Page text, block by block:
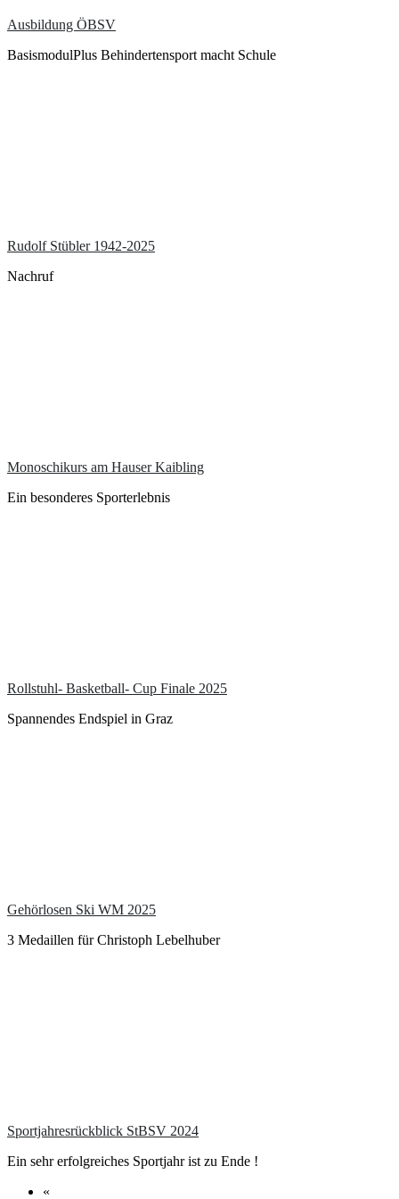
Ausbildung ÖBSV
BasismodulPlus Behindertensport macht Schule
Rudolf Stübler 1942-2025
Nachruf
Monoschikurs am Hauser Kaibling
Ein besonderes Sporterlebnis
Rollstuhl- Basketball- Cup Finale 2025
Spannendes Endspiel in Graz
Gehörlosen Ski WM 2025
3 Medaillen für Christoph Lebelhuber
Sportjahresrückblick StBSV 2024
Ein sehr erfolgreiches Sportjahr ist zu Ende !
«